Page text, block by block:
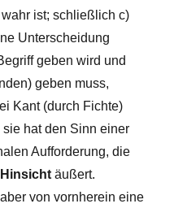
ist; schließlich c)
Unterscheidung
geben wird und
geben muss,
Kant (durch Fichte)
hat den Sinn einer
Aufforderung, die
äußert.
von vornherein eine